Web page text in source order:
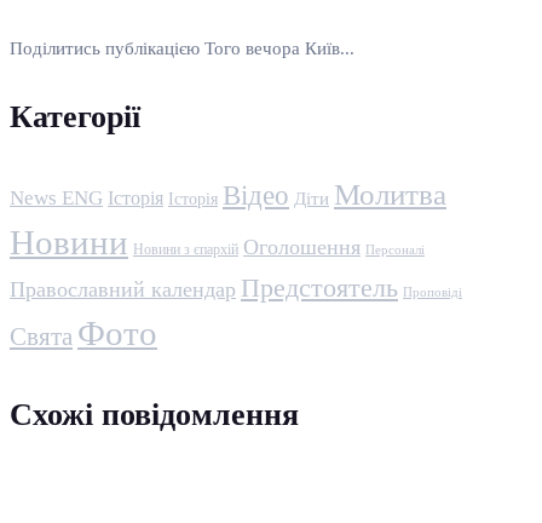
Поділитись публікацією Того вечора Київ...
Категорії
News ENG Історія Історія Відео Діти Молитва
Новини Новини з єпархій Оголошення Персоналі
Православний календар Предстоятель Проповіді
Свята Фото
Схожі повідомлення